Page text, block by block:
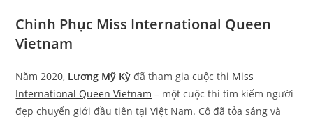
Chinh Phục Miss International Queen
Vietnam
Năm 2020, Lương Mỹ Kỳ đã tham gia cuộc thi Miss
International Queen Vietnam – một cuộc thi tìm kiếm người
đẹp chuyển giới đầu tiên tại Việt Nam. Cô đã tỏa sáng và